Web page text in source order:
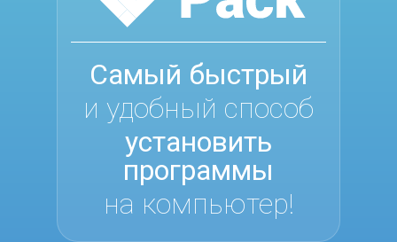
Самый быстрый
и удобный способ
установить
программы
на компьютер!